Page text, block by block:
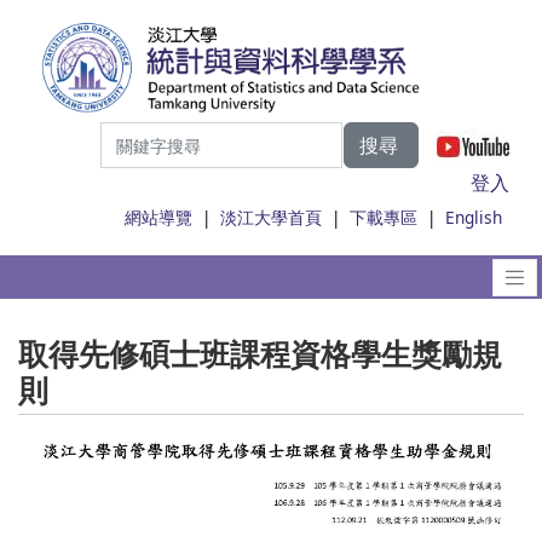
搜尋
登入
網站導覽 |淡江大學首頁 |下載專區 | English
取得先修碩士班課程資格學生獎勵規
則